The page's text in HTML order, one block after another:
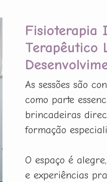
Fisioterapia
Terapêutico
As sessões são
como parte
brincadeiras
formação
O espaço é
e experiências